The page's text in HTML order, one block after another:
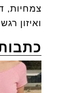
צמחיות,
ואיזון